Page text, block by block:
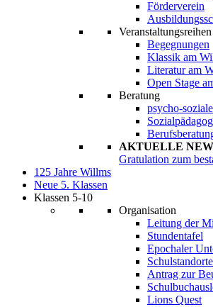
Förderverein
Veranstaltungsreihen
Begegnungen
Klassik am
Literatur am
Open Stage
Beratung
psycho-
AKTUELLE
Gratulation zum
125 Jahre Willms
Neue 5. Klassen
Klassen 5-10
Organisation
Leitung der
Stundentafel
Epochaler
Schulstandorte
Antrag zur
Lions Quest